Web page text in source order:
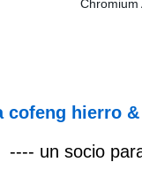
hierro